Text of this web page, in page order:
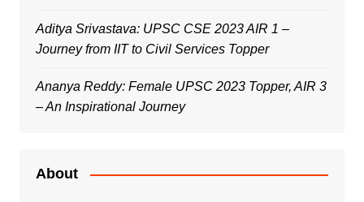
Aditya Srivastava: UPSC CSE 2023 AIR 1 –
Journey from IIT to Civil Services Topper
Ananya Reddy: Female UPSC 2023 Topper, AIR 3
– An Inspirational Journey
About